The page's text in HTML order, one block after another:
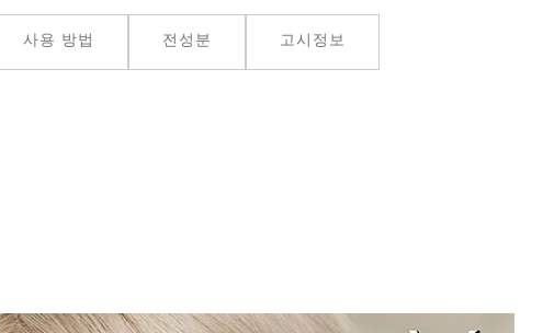
사용 방법 전성분 고시정보